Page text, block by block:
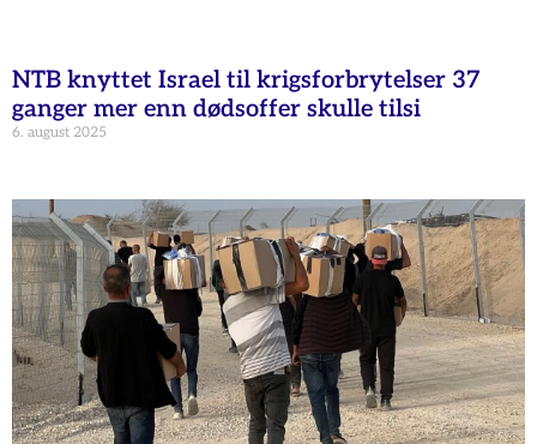
NTB knyttet Israel til krigsforbrytelser 37
ganger mer enn dødsoffer skulle tilsi
6. august 2025